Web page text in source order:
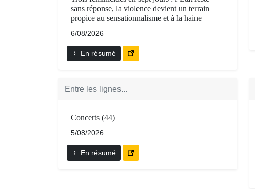
sans réponse, la violence devient un terrain
propice au sensationnalisme et à la haine
6/08/2026
En résumé
Entre les lignes...
Concerts (44)
5/08/2026
En résumé